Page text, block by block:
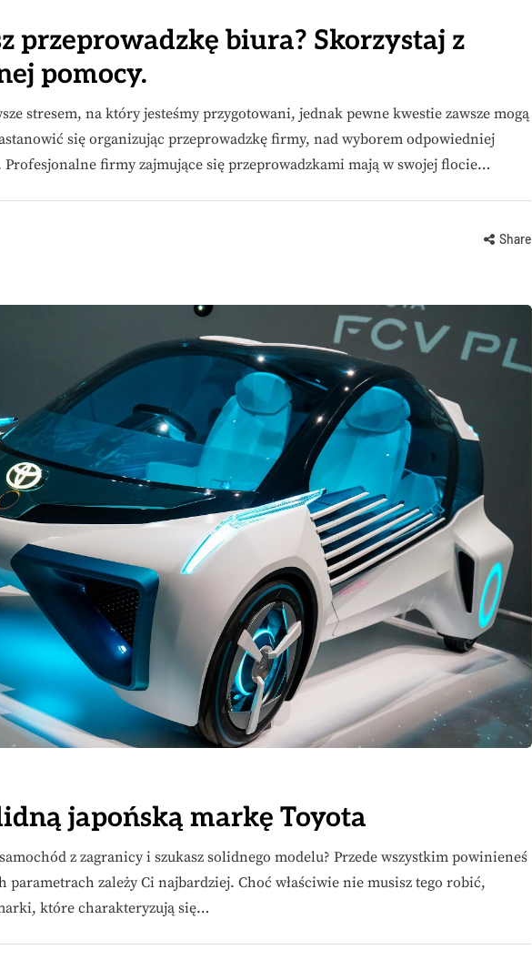
przeprowadzkę biura? Skorzystaj z
pomocy.
stresem, na który jesteśmy przygotowani, jednak pewne kwestie zawsze mogą
się organizując przeprowadzkę firmy, nad wyborem odpowiedniej
Profesjonalne firmy zajmujące się przeprowadzkami mają w swojej flocie…
Share
japońską markę Toyota
z zagranicy i szukasz solidnego modelu? Przede wszystkim powinieneś
parametrach zależy Ci najbardziej. Choć właściwie nie musisz tego robić,
które charakteryzują się…